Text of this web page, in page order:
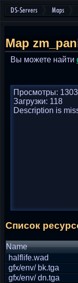
DS-Servers Maps
Map
Вы можете найти
Просмотры: 1303
Загрузки: 118
Description is
Список
Name
halflife.wad
gfx/env/ bk.tga
gfx/env/ dn.tga